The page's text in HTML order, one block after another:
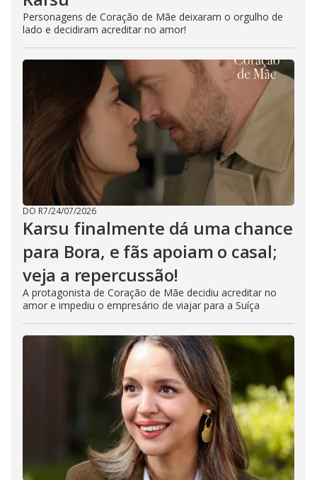
Personagens de Coração de Mãe deixaram o orgulho de
lado e decidiram acreditar no amor!
DO R7/24/07/2026
Karsu finalmente dá uma chance
para Bora, e fãs apoiam o casal;
veja a repercussão!
A protagonista de Coração de Mãe decidiu acreditar no
amor e impediu o empresário de viajar para a Suíça